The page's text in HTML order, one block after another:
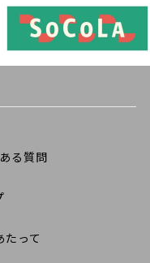
る質問
って